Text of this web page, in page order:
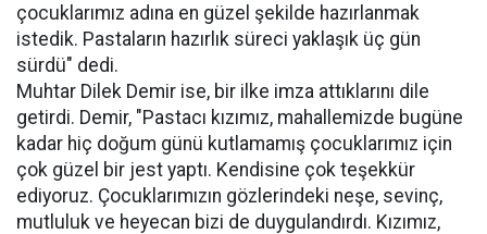
çocuklarımız adına en güzel şekilde hazırlanmak
istedik. Pastaların hazırlık süreci yaklaşık üç gün
sürdü" dedi.
Muhtar Dilek Demir ise, bir ilke imza attıklarını dile
getirdi. Demir, "Pastacı kızımız, mahallemizde bugüne
kadar hiç doğum günü kutlamamış çocuklarımız için
çok güzel bir jest yaptı. Kendisine çok teşekkür
ediyoruz. Çocuklarımızın gözlerindeki neşe, sevinç,
mutluluk ve heyecan bizi de duygulandırdı. Kızımız,